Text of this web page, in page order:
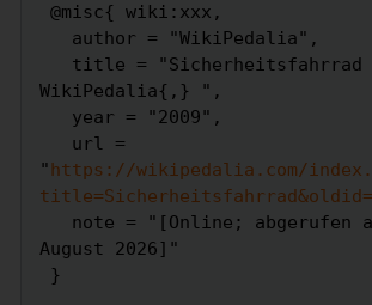
@misc{ wiki:xxx,
WikiPedalia{,} ",
"https://wikipedalia.com/
August 2026]"